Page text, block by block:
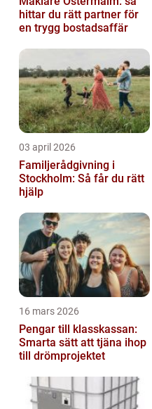
hittar du rätt partner för
en trygg bostadsaffär
03 april 2026
Familjerådgivning i
Stockholm: Så får du rätt
hjälp
16 mars 2026
Pengar till klasskassan:
Smarta sätt att tjäna ihop
till drömprojektet